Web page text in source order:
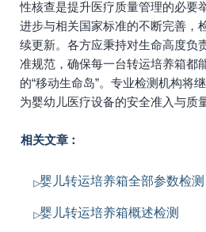
性核查是提升医疗质量管理的必要
进步与相关国家标准的不断完善，
续更新。各方应秉持对生命高度负
准规范，确保每一台转运培养箱都
的“移动生命岛”。专业检测机构将
为婴幼儿医疗设备的安全准入与质
相关文章：
婴儿转运培养箱全部参数检测
婴儿转运培养箱概述检测